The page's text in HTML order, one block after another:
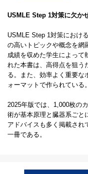
USMLE Step 1対策に欠か
USMLE Step 1対策におけ
の高いトピックや概念を網
成績を収めた学生によって
れた本書は、高得点を狙う
る。また、効率よく重要な
ォーマットで作られている。
2025年版では、1,000枚の
術が基本原理と臓器系ごと
アドバイスも多く掲載され
一冊である。